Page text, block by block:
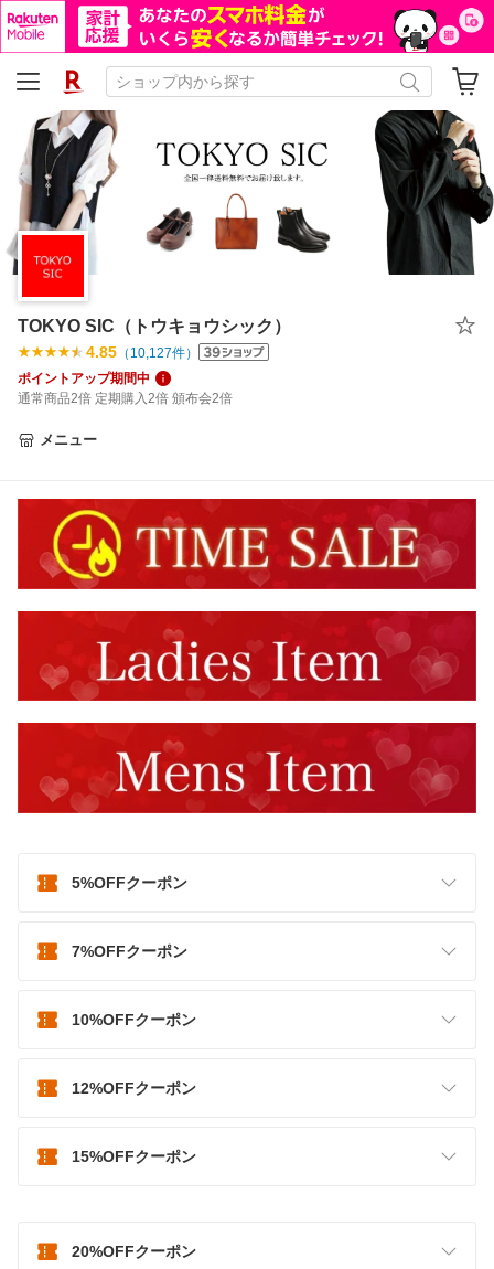
TOKYO SIC（トウキョウシック）
4.85 （ 10,127件）
ポイントアップ期間中
通常商品2倍 定期購入2倍 頒布会2倍
メニュー
5%OFFクーポン
7%OFFクーポン
10%OFFクーポン
12%OFFクーポン
15%OFFクーポン
20%OFFクーポン